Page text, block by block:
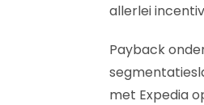
allerlei
Payback
met Expedia